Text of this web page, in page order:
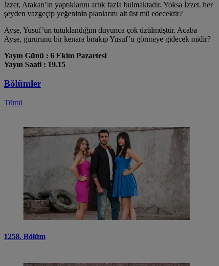
İzzet, Atakan’ın yaptıklarını artık fazla bulmaktadır. Yoksa İzzet, her
şeyden vazgeçip yeğeninin planlarını alt üst mü edecektir?
Ayşe, Yusuf’un tutuklandığını duyunca çok üzülmüştür. Acaba
Ayşe, gururunu bir kenara bırakıp Yusuf’u görmeye gidecek midir?
Yayın Günü : 6 Ekim Pazartesi
Yayın Saati : 19.15
Bölümler
Tümü
1258. Bölüm